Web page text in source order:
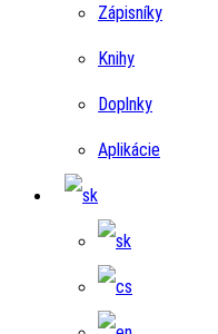
Zápisníky
Knihy
Doplnky
Aplikácie